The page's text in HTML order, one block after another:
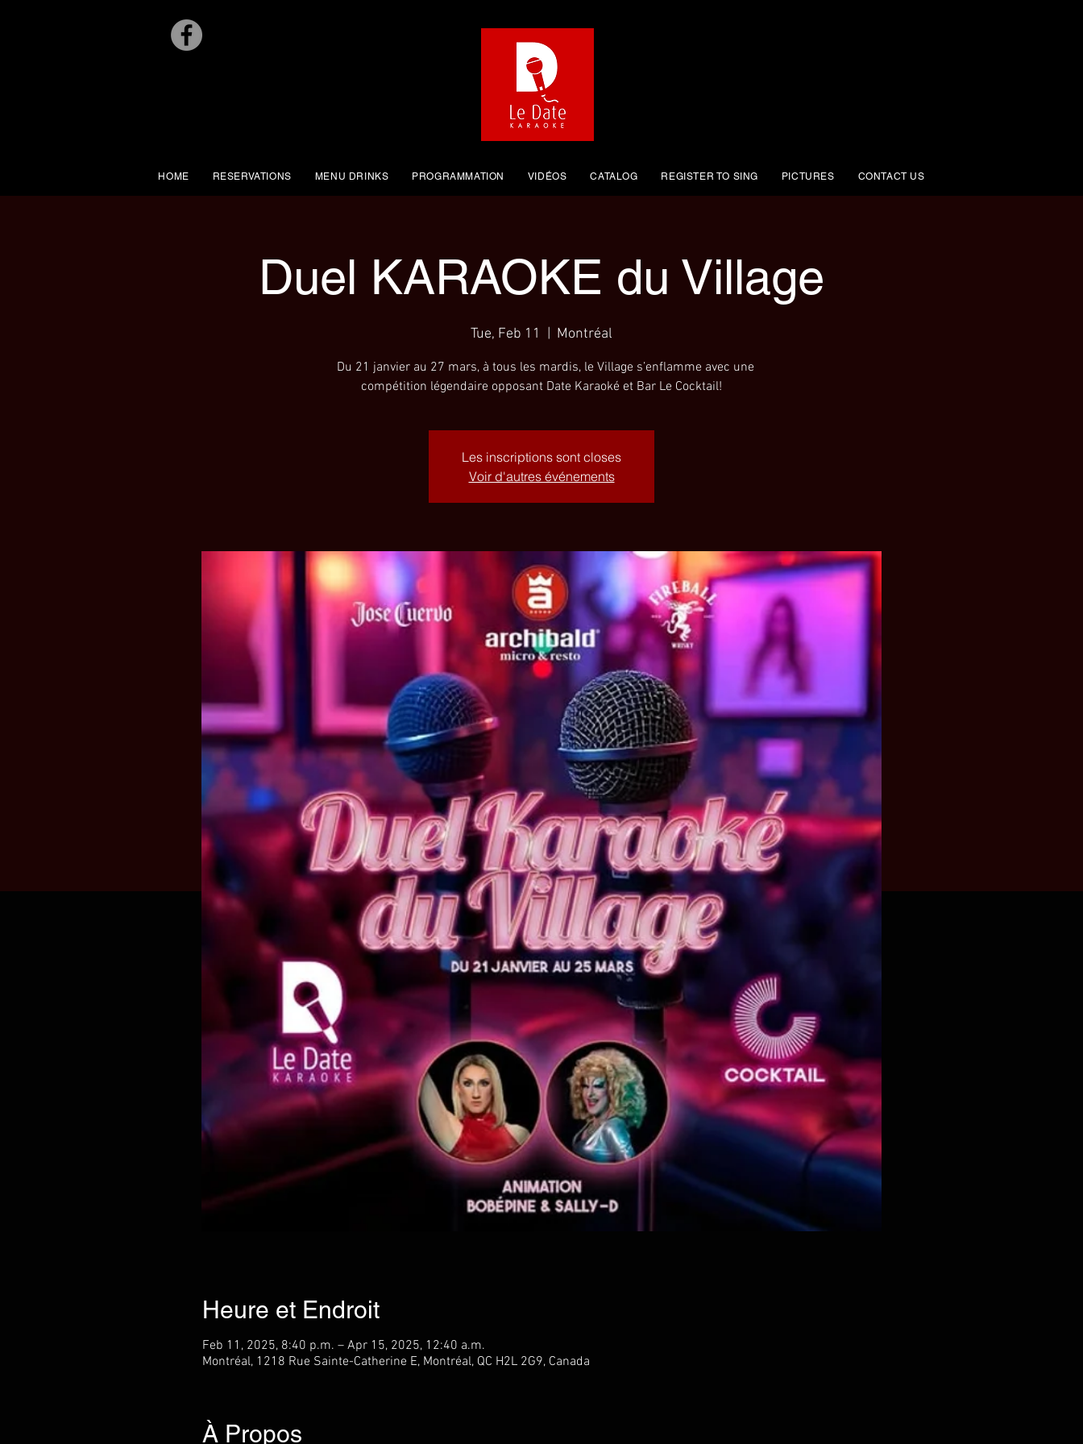
HOME RESERVATIONS MENU DRINKS PROGRAMMATION VIDÉOS CATALOG REGISTER TO SING PICTURES CONTACT US
Duel KARAOKE du Village
Tue, Feb 11 Montréal
Du 21 janvier au 27 mars, à tous les mardis, le Village s’enflamme avec une
compétition légendaire opposant Date Karaoké et Bar Le Cocktail!
Les inscriptions sont closes
Voir d'autres événements
Heure et Endroit
Feb 11, 2025, 8:40 p.m. – Apr 15, 2025, 12:40 a.m.
Montréal, 1218 Rue Sainte-Catherine E, Montréal, QC H2L 2G9, Canada
À Propos